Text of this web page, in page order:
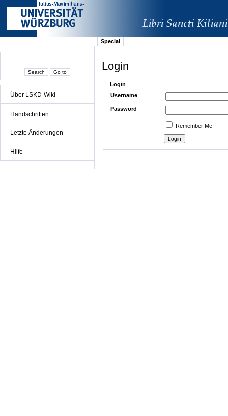
Über LSKD-Wiki
Handschriften
Letzte Änderungen
Hilfe
Special
Login
Login
Username
Password
Remember Me